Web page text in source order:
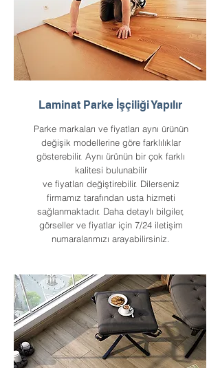
Laminat Parke İşçiliği Yapılır
Parke markaları ve fiyatları aynı ürünün
değişik modellerine göre farklılıklar
gösterebilir. Aynı ürünün bir çok farklı
kalitesi bulunabilir
ve fiyatları değiştirebilir. Dilerseniz
firmamız tarafından usta hizmeti
sağlanmaktadır. Daha detaylı bilgiler,
görseller ve fiyatlar için 7/24 iletişim
numaralarımızı arayabilirsiniz.